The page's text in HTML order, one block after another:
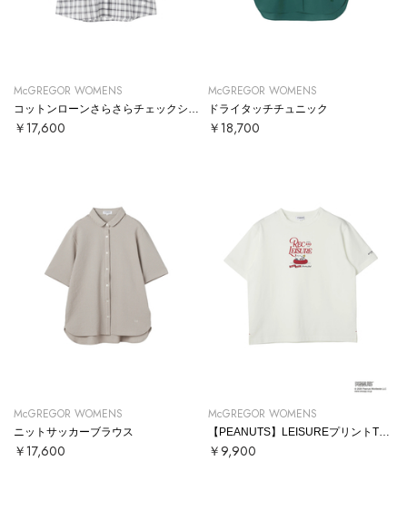
McGREGOR WOMENS
￥17,600
McGREGOR WOMENS
ドライタッチチュニック
￥18,700
McGREGOR WOMENS
ニットサッカーブラウス
￥17,600
McGREGOR WOMENS
￥9,900